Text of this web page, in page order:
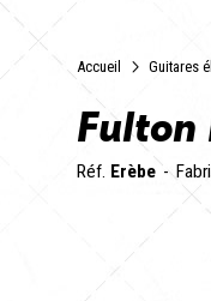
Accueil Guitares
Fulton
Réf. Erèbe